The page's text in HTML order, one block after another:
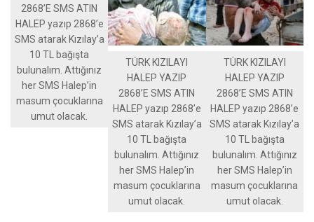
2868’E SMS ATIN
HALEP yazıp 2868’e
SMS atarak Kızılay’a
10 TL bağışta
bulunalım. Attığınız
her SMS Halep’in
masum çocuklarına
umut olacak.
TÜRK KIZILAYI
HALEP YAZIP
2868’E SMS ATIN
HALEP yazıp 2868’e
SMS atarak Kızılay’a
10 TL bağışta
bulunalım. Attığınız
her SMS Halep’in
masum çocuklarına
umut olacak.
TÜRK KIZILAYI
HALEP YAZIP
2868’E SMS ATIN
HALEP yazıp 2868’e
SMS atarak Kızılay’a
10 TL bağışta
bulunalım. Attığınız
her SMS Halep’in
masum çocuklarına
umut olacak.